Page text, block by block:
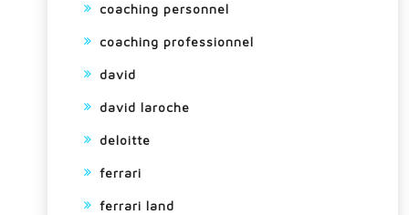
coaching personnel
coaching professionnel
david
david laroche
deloitte
ferrari
ferrari land